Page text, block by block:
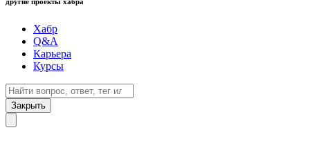
Хабр
Q&A
Карьера
Курсы
Закрыть